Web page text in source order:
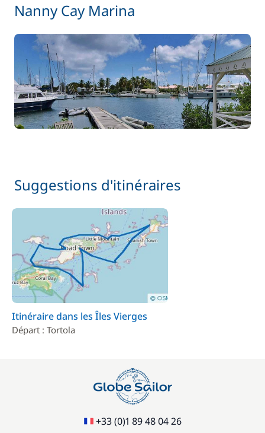
Paddle / jour
Skipper (repas non inclus) 238,07 €
/ jour
Wifi 24,24 €
/ jour
Nanny Cay Marina
Suggestions d'itinéraires
Itinéraire dans les Îles Vierges
Départ : Tortola
+33 (0)1 89 48 04 26